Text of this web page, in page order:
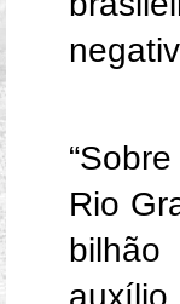
Rio
bilhão
auxílio